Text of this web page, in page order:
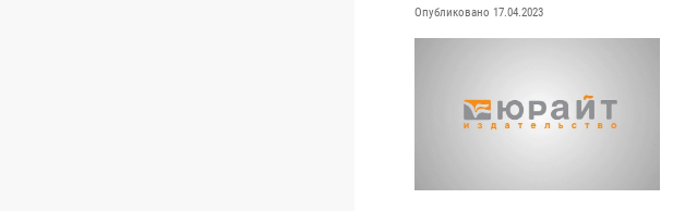
Опубликовано 17.04.2023